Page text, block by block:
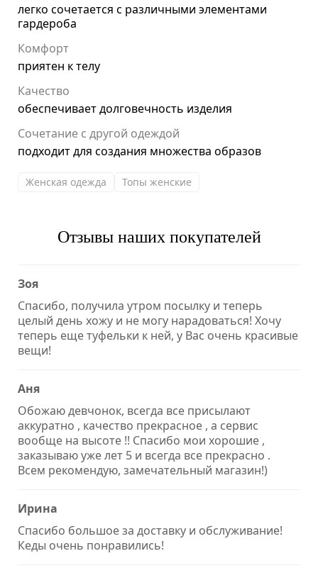
легко сочетается с различными элементами
гардероба
Комфорт
приятен к телу
Качество
обеспечивает долговечность изделия
Сочетание с другой одеждой
подходит для создания множества образов
Женская одежда Топы женские
Отзывы наших покупателей
Зоя
Спасибо, получила утром посылку и теперь
целый день хожу и не могу нарадоваться! Хочу
теперь еще туфельки к ней, у Вас очень красивые
вещи!
Аня
Обожаю девчонок, всегда все присылают
аккуратно , качество прекрасное , а сервис
вообще на высоте !! Спасибо мои хорошие ,
заказываю уже лет 5 и всегда все прекрасно .
Всем рекомендую, замечательный магазин!)
Ирина
Спасибо большое за доставку и обслуживание!
Кеды очень понравились!